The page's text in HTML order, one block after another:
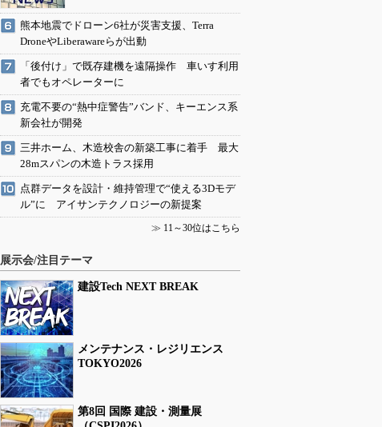
熊本地震でドローン6社が災害支援、Terra
DroneやLiberawareらが出動
「後付け」で既存建機を遠隔操作 車いす利用
者でもオペレーターに
充電不要の“熱中症警告”バンド、キーエンス系
新会社が開発
三井ホーム、木造校舎の新築工事に着手 最大
28mスパンの木造トラス採用
点群データを設計・維持管理で“使える3Dモデ
ル”に アイサンテクノロジーの新提案
≫ 11～30位はこちら
展示会/注目テーマ
建設Tech NEXT BREAK
メンテナンス・レジリエンス
TOKYO2026
第8回 国際 建設・測量展